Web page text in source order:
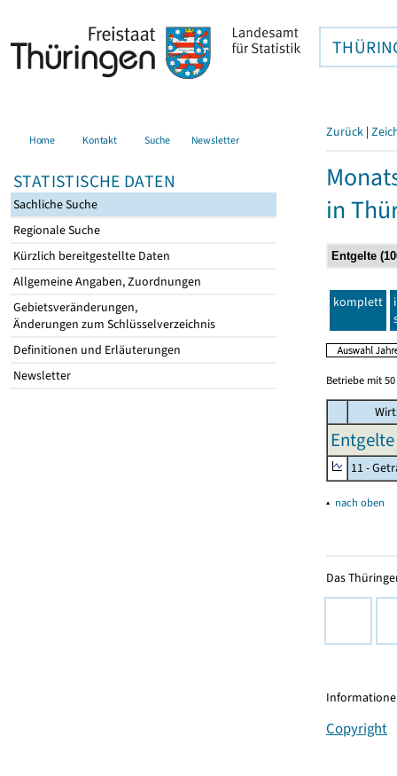
Home Kontakt Suche Newsletter
STATISTISCHE DATEN
Sachliche Suche
Regionale Suche
Kürzlich bereitgestellte Daten
Allgemeine Angaben, Zuordnungen
Gebietsveränderungen,
Änderungen zum Schlüsselverzeichnis
Definitionen und Erläuterungen
Newsletter
Zurück |
in
komplett
Betriebe mit
11 -
▴ nach oben
Das
Copyright